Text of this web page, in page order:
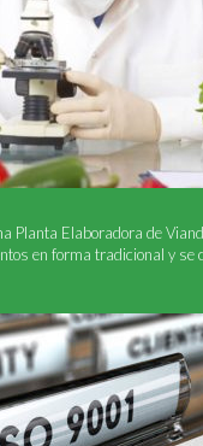
Planta Elaboradora de
en forma tradicional y se